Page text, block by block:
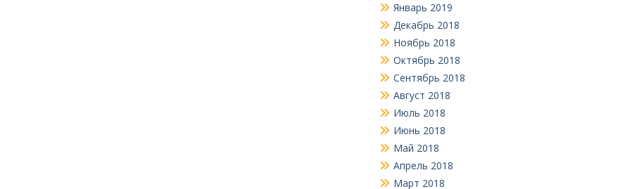
Январь 2019
Декабрь 2018
Ноябрь 2018
Октябрь 2018
Сентябрь 2018
Август 2018
Июль 2018
Июнь 2018
Май 2018
Апрель 2018
Март 2018